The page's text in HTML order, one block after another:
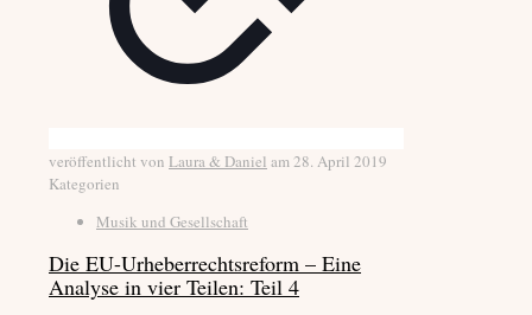
veröffentlicht von Laura & Daniel am28. April 2019
Kategorien
Musik und Gesellschaft
Die EU-Urheberrechtsreform – Eine
Analyse in vier Teilen: Teil 4